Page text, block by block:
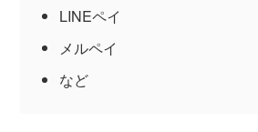
LINEペイ
メルペイ
など